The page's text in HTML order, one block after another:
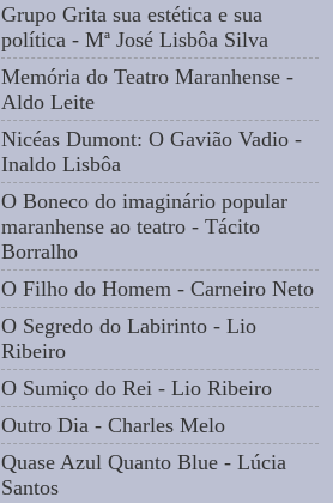
Grupo Grita sua estética e sua
política - Mª José Lisbôa Silva
Memória do Teatro Maranhense -
Aldo Leite
Nicéas Dumont: O Gavião Vadio -
Inaldo Lisbôa
O Boneco do imaginário popular
maranhense ao teatro - Tácito
Borralho
O Filho do Homem - Carneiro Neto
O Segredo do Labirinto - Lio
Ribeiro
O Sumiço do Rei - Lio Ribeiro
Outro Dia - Charles Melo
Quase Azul Quanto Blue - Lúcia
Santos